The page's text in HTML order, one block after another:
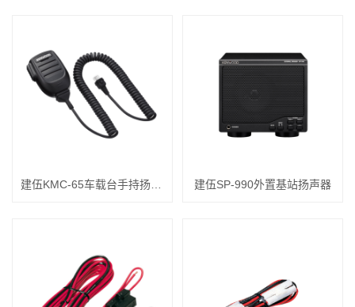
建伍SP-990外置基站扬声器